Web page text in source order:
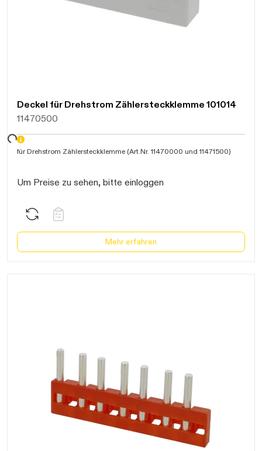
Deckel für Drehstrom Zählersteckklemme 101014
11470500
Daten werden geladen. Bitte warten...
für Drehstrom Zählersteckklemme (Art.Nr. 11470000 und 11471500)
Um Preise zu sehen, bitte einloggen
Mehr erfahren